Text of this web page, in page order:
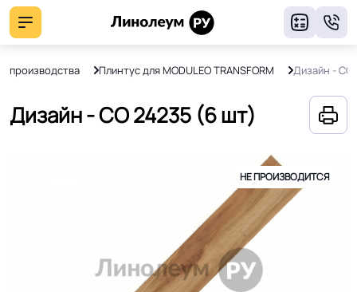
производства Плинтус для MODULEO TRANSFORM Дизайн - CO
Дизайн - CO 24235 (6 шт)
НЕ ПРОИЗВОДИТСЯ